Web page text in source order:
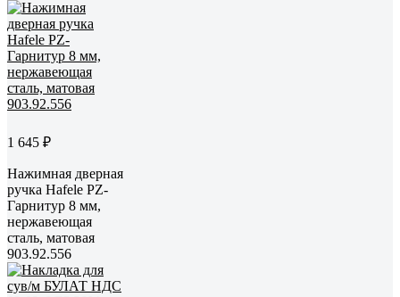
1 645 ₽
Нажимная дверная
ручка Hafele PZ-
Гарнитур 8 мм,
нержавеющая
сталь, матовая
903.92.556